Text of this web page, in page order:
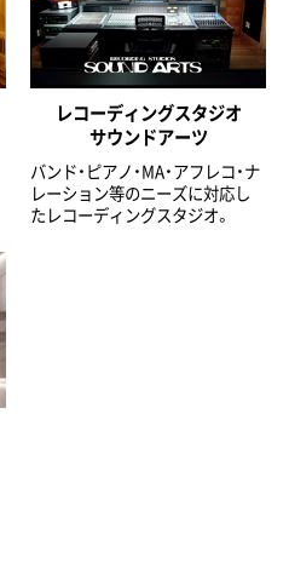
レコーディングスタジオ
サウンドアーツ
バンド・ピアノ・MA・アフレコ・ナ
レーション等のニーズに対応し
たレコーディングスタジオ。